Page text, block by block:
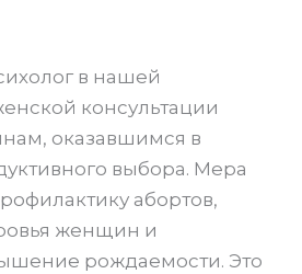
в нашей
консультации
оказавшимся в
выбора. Мера
абортов,
женщин и
рождаемости. Это